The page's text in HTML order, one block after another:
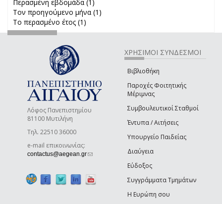
Περασμένη εβδομάδα (1)
Τον προηγούμενο μήνα (1)
Το περασμένο έτος (1)
Λόφος Πανεπιστημίου
81100 Μυτιλήνη
Τηλ. 22510 36000
e-mail επικοινωνίας:
contactus@aegean.gr(link sends e-mail)
ΧΡΗΣΙΜΟΙ ΣΥΝΔΕΣΜΟΙ
Βιβλιοθήκη
Παροχές Φοιτητικής
Μέριμνας
Συμβουλευτικοί Σταθμοί
Έντυπα / Αιτήσεις
Υπουργείο Παιδείας
Διαύγεια
Εύδοξος
Συγγράμματα Τμημάτων
Η Ευρώπη σου